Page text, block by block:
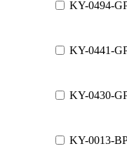
KY-0494-
KY-0441-
KY-0430-
KY-0013-